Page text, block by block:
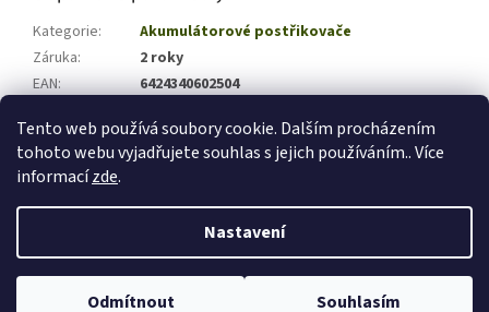
Tento web používá soubory cookie. Dalším procházením
tohoto webu vyjadřujete souhlas s jejich používáním.. Více
informacízde.
Nastavení
Odmítnout Souhlasím
Kategorie:
Akumulátorové postřikovače
Záruka:
2 roky
EAN:
6424340602504
Copyright 2026zahradni-technika-shop.cz. Všechna práva